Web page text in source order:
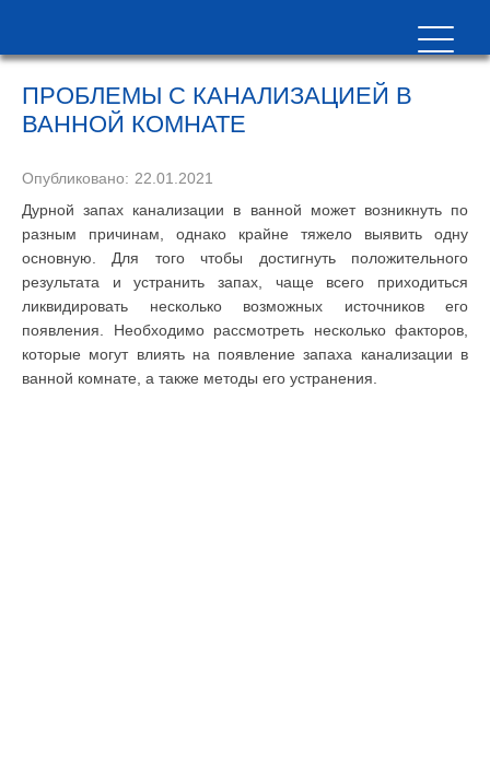
ПРОБЛЕМЫ С КАНАЛИЗАЦИЕЙ В
ВАННОЙ КОМНАТЕ
Опубликовано: 22.01.2021
Дурной запах канализации в ванной может возникнуть по
разным причинам, однако крайне тяжело выявить одну
основную. Для того чтобы достигнуть положительного
результата и устранить запах, чаще всего приходиться
ликвидировать несколько возможных источников его
появления. Необходимо рассмотреть несколько факторов,
которые могут влиять на появление запаха канализации в
ванной комнате, а также методы его устранения.